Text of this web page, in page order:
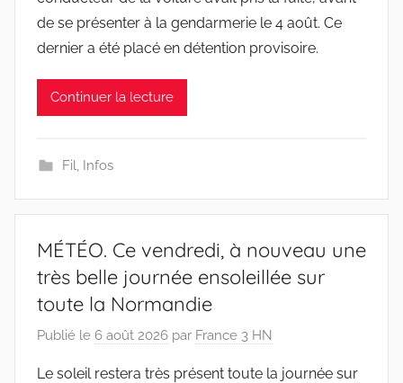
de se présenter à la gendarmerie le 4 août. Ce
dernier a été placé en détention provisoire.
Continuer la lecture
Fil Infos
MÉTÉO. Ce vendredi, à nouveau une
très belle journée ensoleillée sur
toute la Normandie
Publié le 6 août 2026 par France 3 HN
Le soleil restera très présent toute la journée sur